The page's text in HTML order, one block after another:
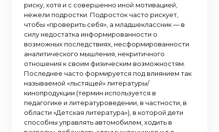
риску, хотя и с совершенно иной мотивацией,
нежели подростки. Подросток часто рискует,
чтобы «проверить себя», а младшеклассник — в
силу недостатка информированности о
возможных последствиях, несформированности
аналитического мышления, некритичного
отношения к своим физическим возможностям.
Последнее часто формируется под влиянием так
называемой «льстящей» литературы/
кинопродукции (термин используется в
педагогике и литературоведении, в частности, в
области «Детская литература»), в которой дети
способны управлять автомобилем, ходить в